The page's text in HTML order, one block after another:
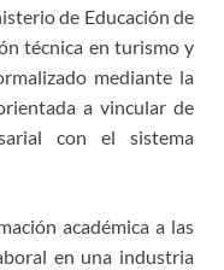
de Educación de
técnica en turismo y
mediante la
a vincular de
con el sistema
académica a las
en una industria